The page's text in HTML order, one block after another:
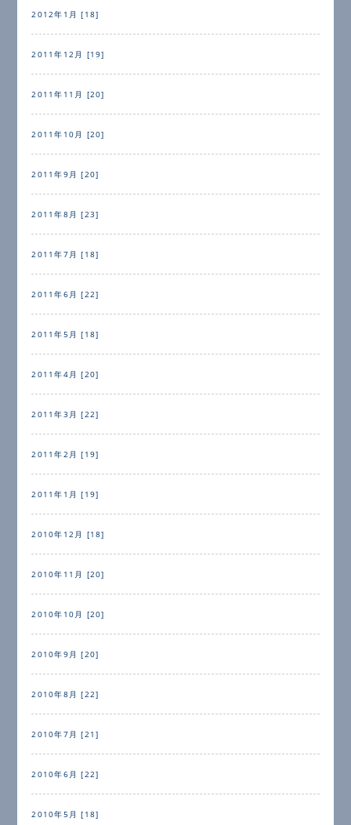
2012年1月 [18]
2011年12月 [19]
2011年11月 [20]
2011年10月 [20]
2011年9月 [20]
2011年8月 [23]
2011年7月 [18]
2011年6月 [22]
2011年5月 [18]
2011年4月 [20]
2011年3月 [22]
2011年2月 [19]
2011年1月 [19]
2010年12月 [18]
2010年11月 [20]
2010年10月 [20]
2010年9月 [20]
2010年8月 [22]
2010年7月 [21]
2010年6月 [22]
2010年5月 [18]